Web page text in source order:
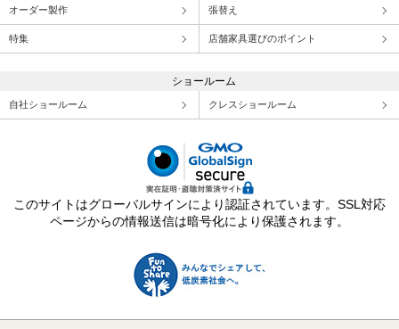
オーダー製作 張替え
特集 店舗家具選びのポイント
ショールーム
自社ショールーム クレスショールーム
このサイトはグローバルサインにより認証されています。SSL対応
ページからの情報送信は暗号化により保護されます。